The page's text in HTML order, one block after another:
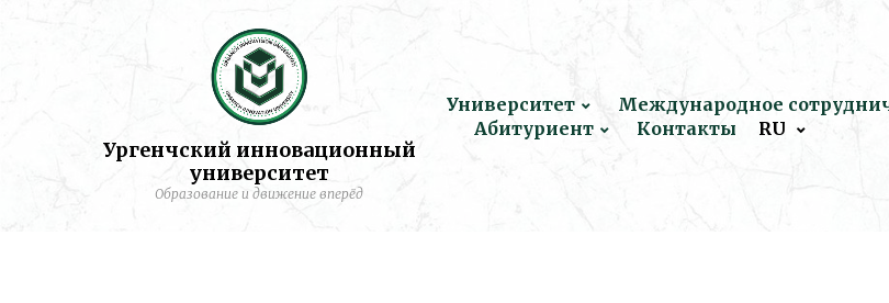
Ургенчский инновационный
университет
Образование и движение вперёд
Университет Международное
Абитуриент
Контакты RU